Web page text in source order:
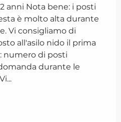
anni Nota bene: i posti
è molto alta durante
Vi consigliamo di
all'asilo nido il prima
numero di posti
durante le